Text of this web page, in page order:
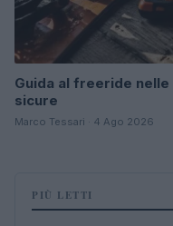
Guida al freeride
sicure
Marco Tessari · 4 Ago 2026
PIÙ LETTI